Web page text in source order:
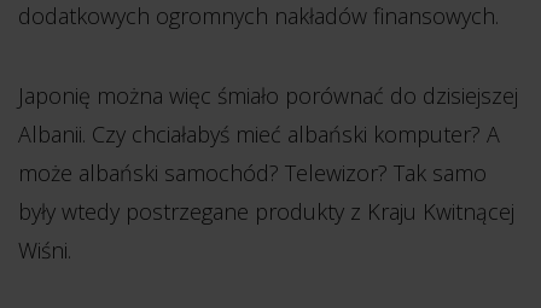
dodatkowych ogromnych nakładów finansowych.
Japonię można więc śmiało porównać do dzisiejszej
Albanii. Czy chciałabyś mieć albański komputer? A
może albański samochód? Telewizor? Tak samo
były wtedy postrzegane produkty z Kraju Kwitnącej
Wiśni.